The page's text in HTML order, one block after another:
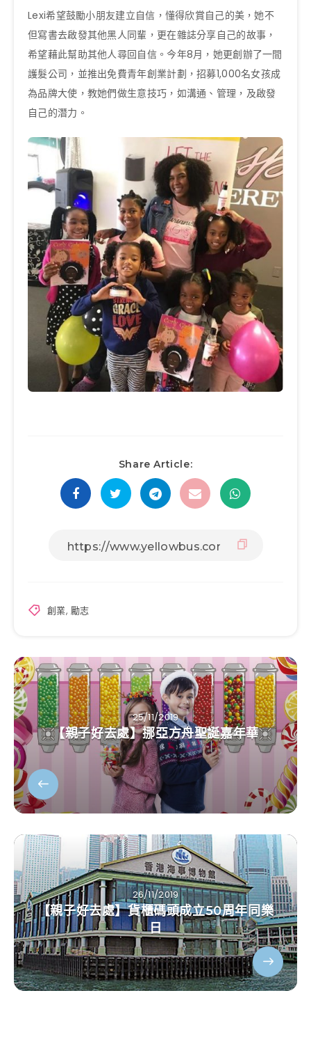
Lexi希望鼓勵小朋友建立自信，懂得欣賞自己的美，她不
但寫書去啟發其他黑人同輩，更在雜誌分享自己的故事，
希望藉此幫助其他人尋回自信。今年8月，她更創辦了一間
護髮公司，並推出免費青年創業計劃，招募1,000名女孩成
為品牌大使，教她們做生意技巧，如溝通、管理，及啟發
自己的潛力。
Share Article:
創業, 勵志
25/11/2019
【親子好去處】挪亞方舟聖誕嘉年華
26/11/2019
【親子好去處】貨櫃碼頭成立50周年同樂
日